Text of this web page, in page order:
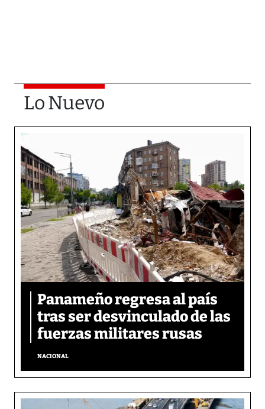
Lo Nuevo
Panameño regresa al país
tras ser desvinculado de las
fuerzas militares rusas
NACIONAL